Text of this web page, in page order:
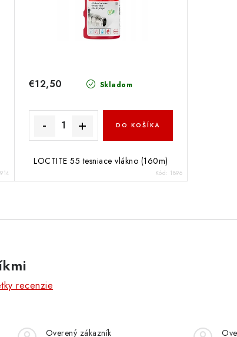
Skladom
€12,50
DO KOŠÍKA
LOCTITE 55 tesniace vlákno (160m)
Kód: 1896
recenzie
Overený zákazník